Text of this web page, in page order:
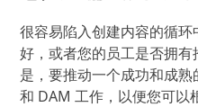
很容易陷入创建内容的循
好，或者您的员工是否拥
是，要推动一个成功和成
和 DAM 工作，以便您可以